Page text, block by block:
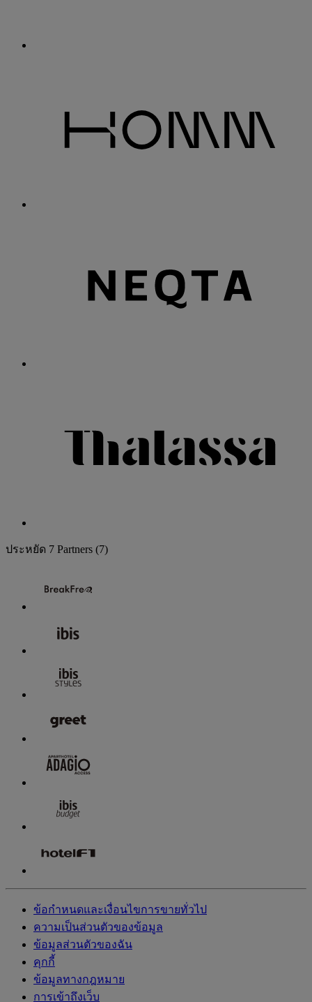
ประหยัด 7 Partners (7)
ข้อกำหนดและเงื่อนไขการขายทั่วไป
ความเป็นส่วนตัวของข้อมูล
ข้อมูลส่วนตัวของฉัน
คุกกี้
ข้อมูลทางกฎหมาย
การเข้าถึงเว็บ